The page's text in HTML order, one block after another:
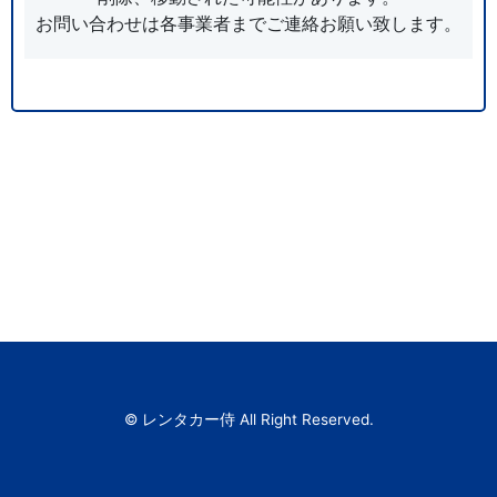
お問い合わせは各事業者までご連絡お願い致します。
© レンタカー侍 All Right Reserved.